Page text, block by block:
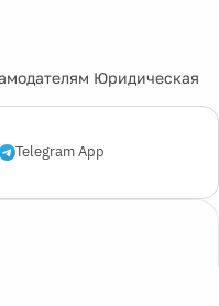
Юридическая
Telegram App